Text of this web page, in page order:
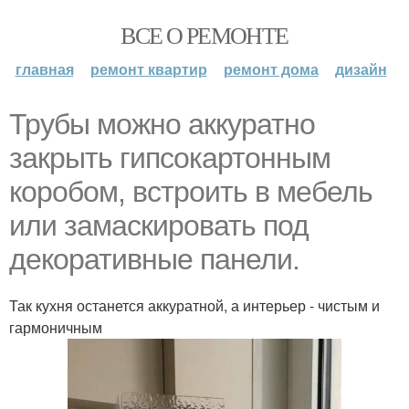
ВСЕ О РЕМОНТЕ
главная ремонт квартир ремонт дома дизайн
Трубы можно аккуратно
закрыть гипсокартонным
коробом, встроить в мебель
или замаскировать под
декоративные панели.
Так кухня останется аккуратной, а интерьер - чистым и
гармоничным